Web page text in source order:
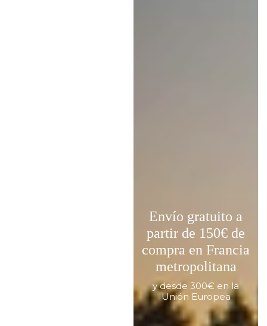
Envío gratuito a
partir de 150€ de
compra en Francia
metropolitana
y desde 300€ en la
Unión Europea